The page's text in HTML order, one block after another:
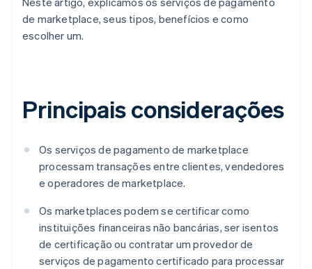
de marketplace, seus tipos, benefícios e como
escolher um.
Principais considerações
Os serviços de pagamento de marketplace
processam transações entre clientes, vendedores
e operadores de marketplace.
Os marketplaces podem se certificar como
instituições financeiras não bancárias, ser isentos
de certificação ou contratar um provedor de
serviços de pagamento certificado para processar